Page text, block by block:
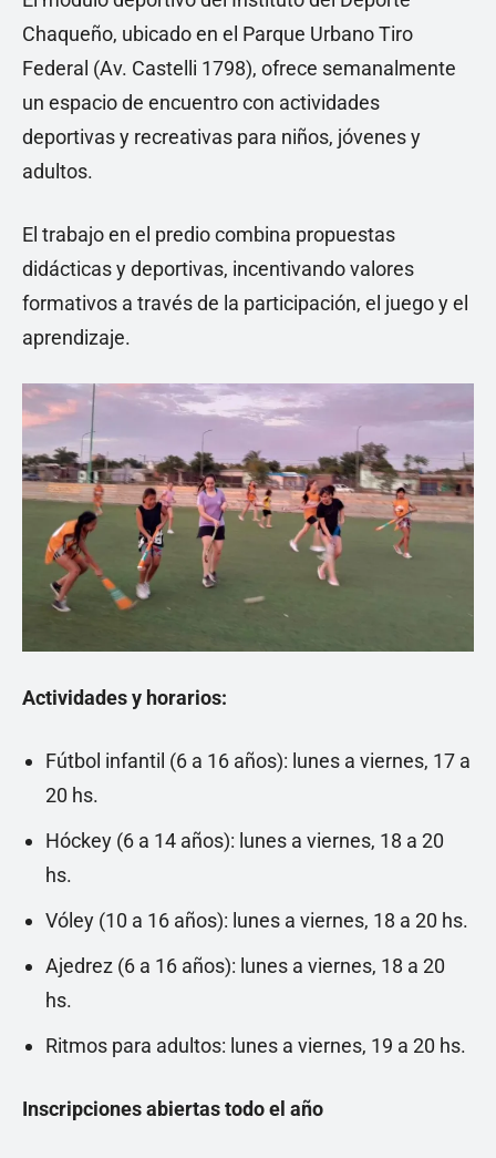
Chaqueño, ubicado en el Parque Urbano Tiro
Federal (Av. Castelli 1798), ofrece semanalmente
un espacio de encuentro con actividades
deportivas y recreativas para niños, jóvenes y
adultos.
El trabajo en el predio combina propuestas
didácticas y deportivas, incentivando valores
formativos a través de la participación, el juego y el
aprendizaje.
Actividades y horarios:
Fútbol infantil (6 a 16 años): lunes a viernes, 17 a
20 hs.
Hóckey (6 a 14 años): lunes a viernes, 18 a 20
hs.
Vóley (10 a 16 años): lunes a viernes, 18 a 20 hs.
Ajedrez (6 a 16 años): lunes a viernes, 18 a 20
hs.
Ritmos para adultos: lunes a viernes, 19 a 20 hs.
Inscripciones abiertas todo el año